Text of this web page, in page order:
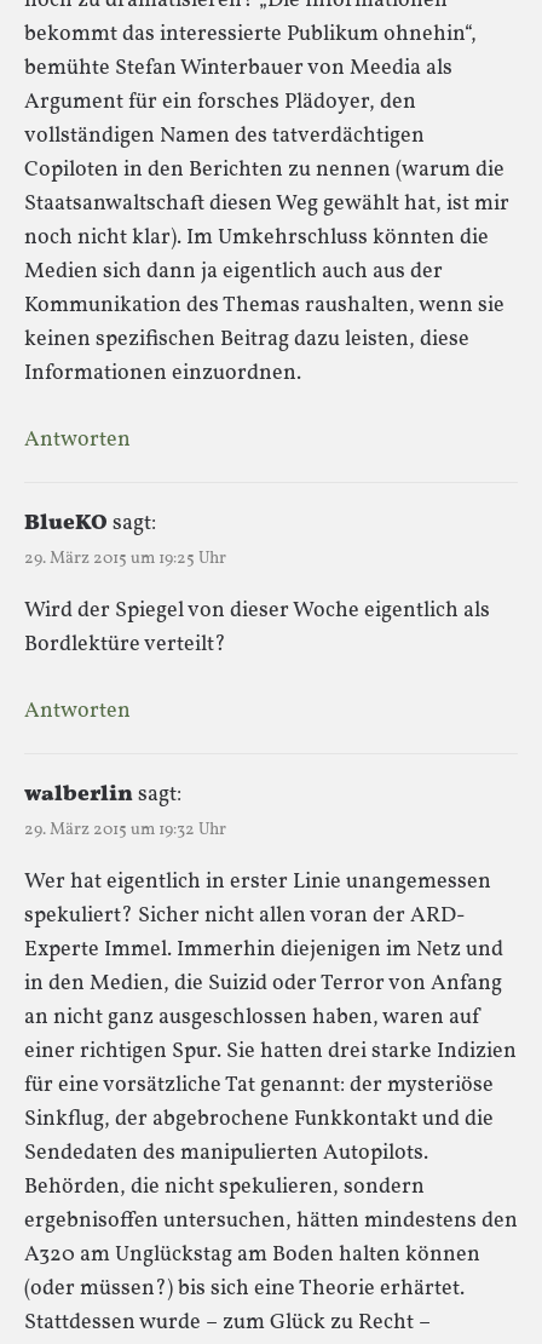
bekommt das interessierte Publikum ohnehin“,
bemühte Stefan Winterbauer von Meedia als
Argument für ein forsches Plädoyer, den
vollständigen Namen des tatverdächtigen
Copiloten in den Berichten zu nennen (warum die
Staatsanwaltschaft diesen Weg gewählt hat, ist mir
noch nicht klar). Im Umkehrschluss könnten die
Medien sich dann ja eigentlich auch aus der
Kommunikation des Themas raushalten, wenn sie
keinen spezifischen Beitrag dazu leisten, diese
Informationen einzuordnen.
Antworten
BlueKO sagt:
29. März 2015 um 19:25 Uhr
Wird der Spiegel von dieser Woche eigentlich als
Bordlektüre verteilt?
Antworten
walberlinsagt:
29. März 2015 um 19:32 Uhr
Wer hat eigentlich in erster Linie unangemessen
spekuliert? Sicher nicht allen voran der ARD-
Experte Immel. Immerhin diejenigen im Netz und
in den Medien, die Suizid oder Terror von Anfang
an nicht ganz ausgeschlossen haben, waren auf
einer richtigen Spur. Sie hatten drei starke Indizien
für eine vorsätzliche Tat genannt: der mysteriöse
Sinkflug, der abgebrochene Funkkontakt und die
Sendedaten des manipulierten Autopilots.
Behörden, die nicht spekulieren, sondern
ergebnisoffen untersuchen, hätten mindestens den
A320 am Unglückstag am Boden halten können
(oder müssen?) bis sich eine Theorie erhärtet.
Stattdessen wurde – zum Glück zu Recht –